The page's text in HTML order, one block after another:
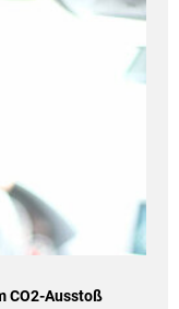
CO2-Ausstoß